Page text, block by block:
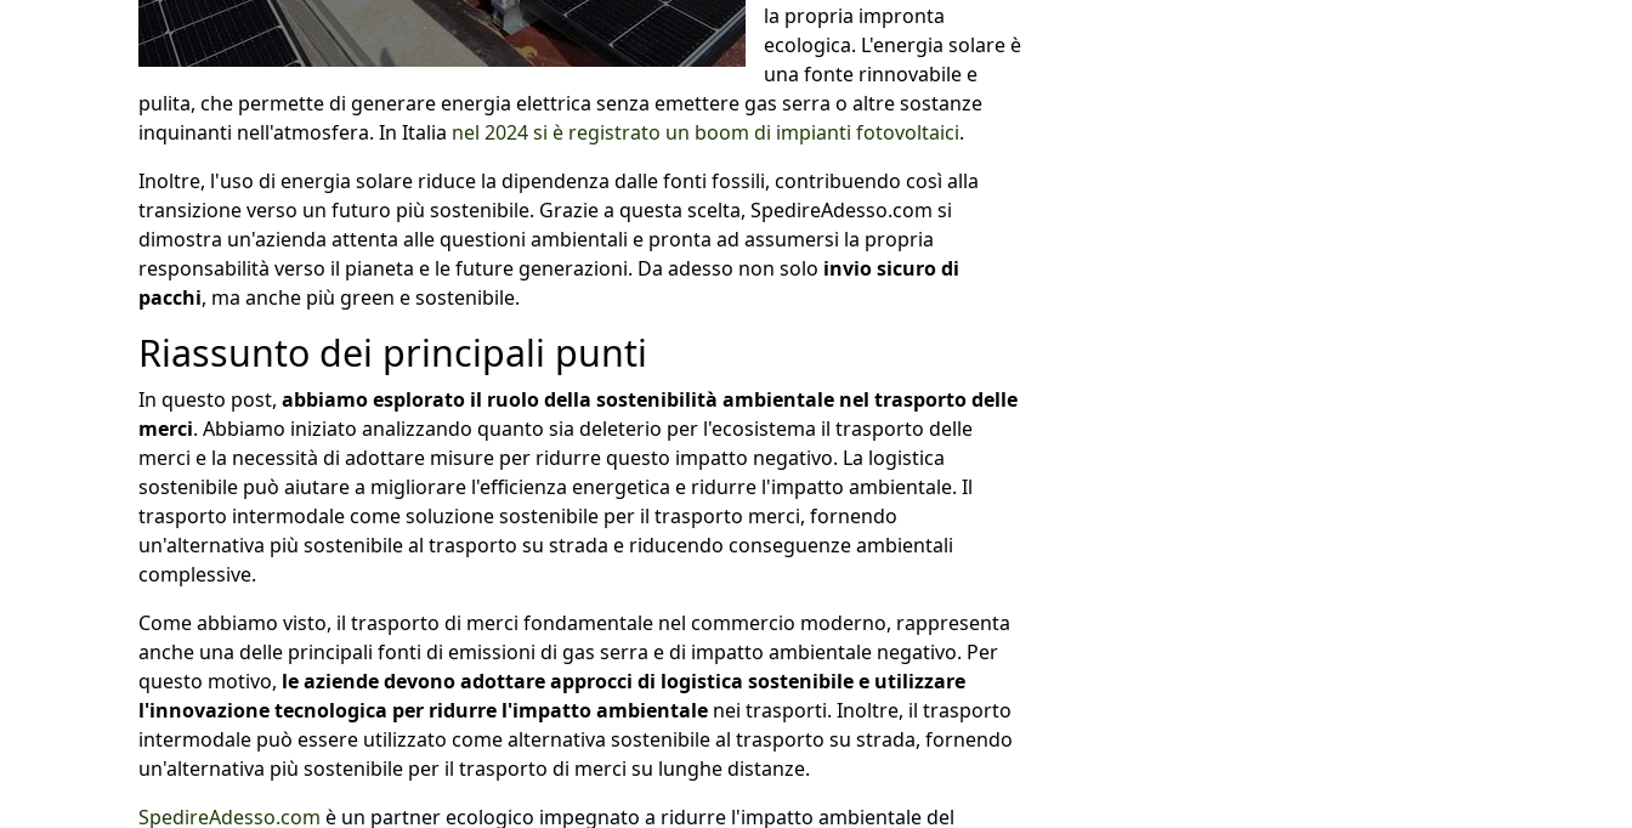
la propria impronta
ecologica. L'energia solare è
una fonte rinnovabile e
pulita, che permette di generare energia elettrica senza emettere gas serra o altre sostanze
inquinanti nell'atmosfera. In Italia nel 2024 si è registrato un boom di impianti fotovoltaici.
Inoltre, l'uso di energia solare riduce la dipendenza dalle fonti fossili, contribuendo così alla
transizione verso un futuro più sostenibile. Grazie a questa scelta, SpedireAdesso.com si
dimostra un'azienda attenta alle questioni ambientali e pronta ad assumersi la propria
responsabilità verso il pianeta e le future generazioni. Da adesso non solo invio sicuro di
pacchi, ma anche più green e sostenibile.
Riassunto dei principali punti
In questo post, abbiamo esplorato il ruolo della sostenibilità ambientale nel trasporto delle
merci. Abbiamo iniziato analizzando quanto sia deleterio per l'ecosistema il trasporto delle
merci e la necessità di adottare misure per ridurre questo impatto negativo. La logistica
sostenibile può aiutare a migliorare l'efficienza energetica e ridurre l'impatto ambientale. Il
trasporto intermodale come soluzione sostenibile per il trasporto merci, fornendo
un'alternativa più sostenibile al trasporto su strada e riducendo conseguenze ambientali
complessive.
Come abbiamo visto, il trasporto di merci fondamentale nel commercio moderno, rappresenta
anche una delle principali fonti di emissioni di gas serra e di impatto ambientale negativo. Per
questo motivo, le aziende devono adottare approcci di logistica sostenibile e utilizzare
l'innovazione tecnologica per ridurre l'impatto ambientale nei trasporti. Inoltre, il trasporto
intermodale può essere utilizzato come alternativa sostenibile al trasporto su strada, fornendo
un'alternativa più sostenibile per il trasporto di merci su lunghe distanze.
SpedireAdesso.com è un partner ecologico impegnato a ridurre l'impatto ambientale del